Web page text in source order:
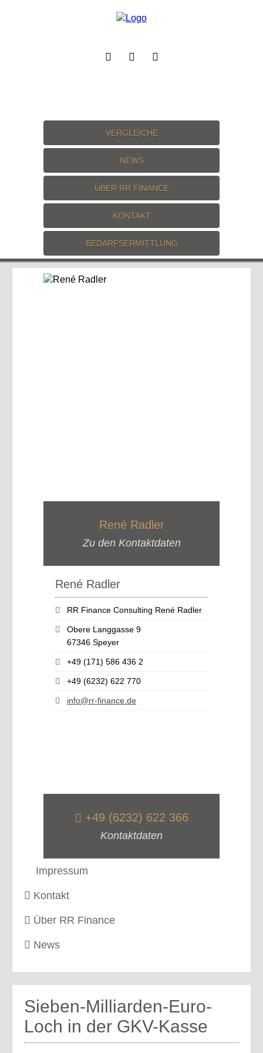
VERGLEICHE
NEWS
ÜBER RR FINANCE
KONTAKT
BEDARFSERMITTLUNG
René Radler
Zu den Kontaktdaten
René Radler
RR Finance Consulting René Radler
Obere Langgasse 9
67346 Speyer
+49 (171) 586 436 2
+49 (6232) 622 770
info@rr-finance.de
+49 (6232) 622 366
Kontaktdaten
Impressum
Kontakt
Über RR Finance
News
Sieben-Milliarden-Euro-
Loch in der GKV-Kasse